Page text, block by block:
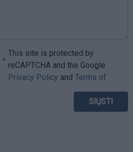
This site is protected by
reCAPTCHA and the Google
Privacy Policy and Terms of